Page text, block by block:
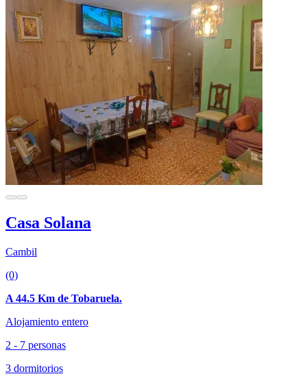
Casa Solana
Cambil
(0)
A 44.5 Km de Tobaruela.
Alojamiento entero
2 - 7 personas
3 dormitorios